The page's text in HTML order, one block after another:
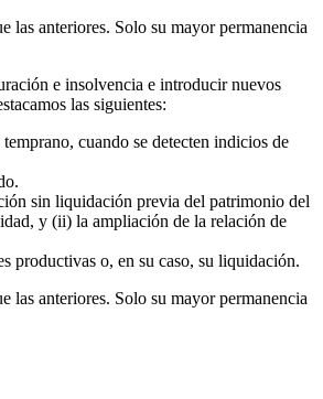
las anteriores. Solo su mayor permanencia
e insolvencia e introducir nuevos
las siguientes:
cuando se detecten indicios de
sin liquidación previa del patrimonio del
y (ii) la ampliación de la relación de
productivas o, en su caso, su liquidación.
las anteriores. Solo su mayor permanencia